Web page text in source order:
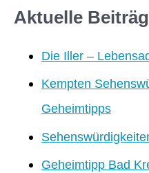
Aktuelle
Die Iller –
Kempten
Geheimtipps
Geheimtipp Bad